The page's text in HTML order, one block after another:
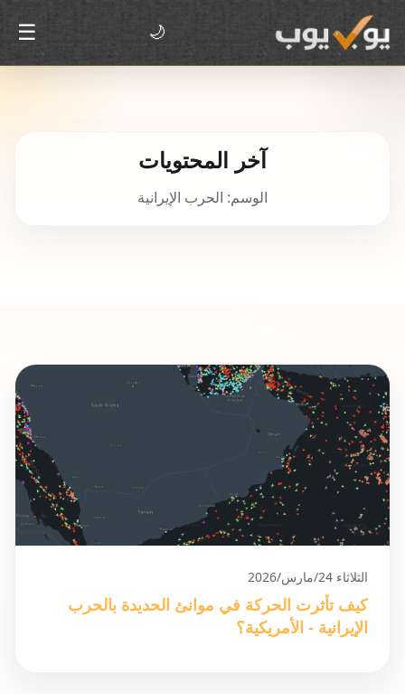
🌙
☰
آخر المحتويات
الوسم: الحرب الإيرانية
الثلاثاء 24/مارس/2026
كيف تأثرت الحركة في موانئ الحديدة بالحرب
الإيرانية - الأمريكية؟